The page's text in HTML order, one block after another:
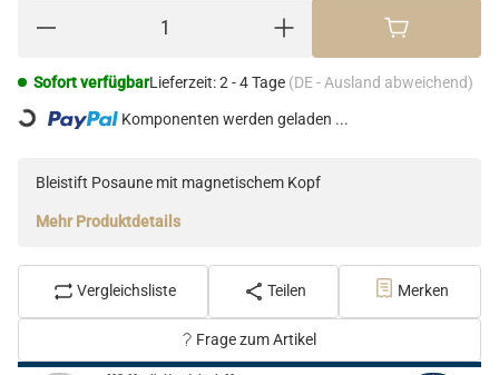
Sofort verfügbarLieferzeit:2 - 4 Tage (DE - Ausland abweichend)
Loading... Komponenten werden geladen ...
Bleistift Posaune mit magnetischem Kopf
Mehr Produktdetails
Vergleichsliste Teilen Merken
Frage zum Artikel